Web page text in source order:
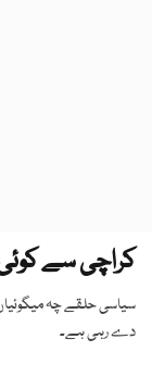
کراچی سے
سیاسی حلقے چہ میگوئیاں
دے رہی ہے۔